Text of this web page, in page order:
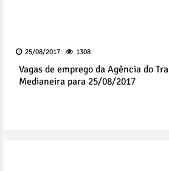
25/08/2017 1308
Vagas de emprego da Agência do
Medianeira para 25/08/2017